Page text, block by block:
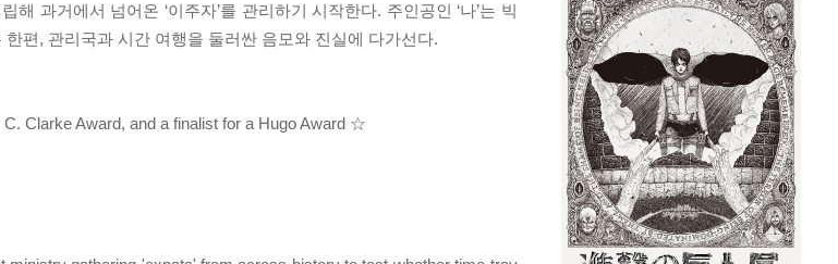
과거에서 넘어온 ‘이주자’를 관리하기 시작한다. 주인공인 ‘나’는 빅
편, 관리국과 시간 여행을 둘러싼 음모와 진실에 다가선다.
Clarke Award, and a finalist for a Hugo Award ☆